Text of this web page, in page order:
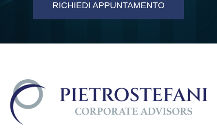
RICHIEDI APPUNTAMENTO